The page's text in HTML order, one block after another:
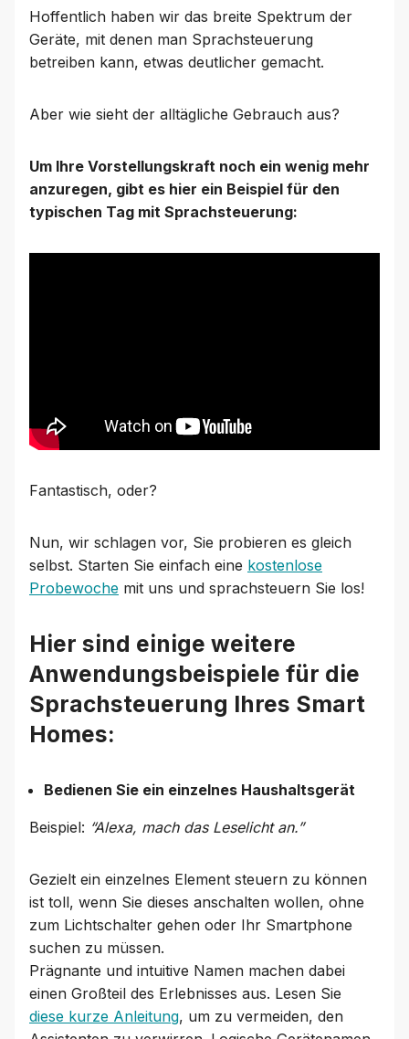
Hoffentlich haben wir das breite Spektrum der
Geräte, mit denen man Sprachsteuerung
betreiben kann, etwas deutlicher gemacht.
Aber wie sieht der alltägliche Gebrauch aus?
Um Ihre Vorstellungskraft noch ein wenig mehr
anzuregen, gibt es hier ein Beispiel für den
typischen Tag mit Sprachsteuerung:
Fantastisch, oder?
Nun, wir schlagen vor, Sie probieren es gleich
selbst. Starten Sie einfach eine kostenlose
Probewoche mit uns und sprachsteuern Sie los!
Hier sind einige weitere
Anwendungsbeispiele für die
Sprachsteuerung Ihres Smart
Homes:
Bedienen Sie ein einzelnes Haushaltsgerät
Beispiel: “Alexa, mach das Leselicht an.”
Gezielt ein einzelnes Element steuern zu können
ist toll, wenn Sie dieses anschalten wollen, ohne
zum Lichtschalter gehen oder Ihr Smartphone
suchen zu müssen.
Prägnante und intuitive Namen machen dabei
einen Großteil des Erlebnisses aus. Lesen Sie
diese kurze Anleitung, um zu vermeiden, den